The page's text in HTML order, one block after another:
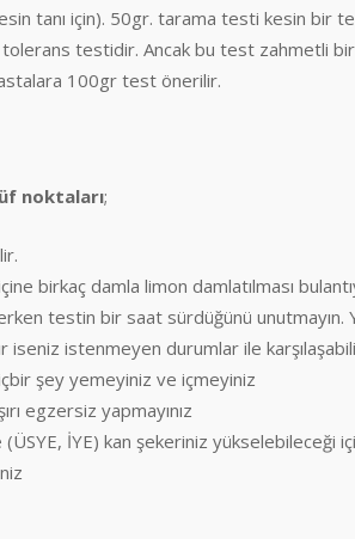
tanı için). 50gr. tarama testi kesin bir
testidir. Ancak bu test zahmetli
100gr test önerilir.
noktaları;
birkaç damla limon damlatılması
testin bir saat sürdüğünü unutmayın.
iseniz istenmeyen durumlar ile
şey yemeyiniz ve içmeyiniz
egzersiz yapmayınız
(ÜSYE, İYE) kan şekeriniz yükselebileceği